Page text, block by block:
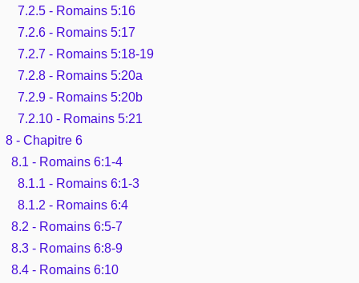
7.2.5 - Romains 5:16
7.2.6 - Romains 5:17
7.2.7 - Romains 5:18-19
7.2.8 - Romains 5:20a
7.2.9 - Romains 5:20b
7.2.10 - Romains 5:21
8 - Chapitre 6
8.1 - Romains 6:1-4
8.1.1 - Romains 6:1-3
8.1.2 - Romains 6:4
8.2 - Romains 6:5-7
8.3 - Romains 6:8-9
8.4 - Romains 6:10